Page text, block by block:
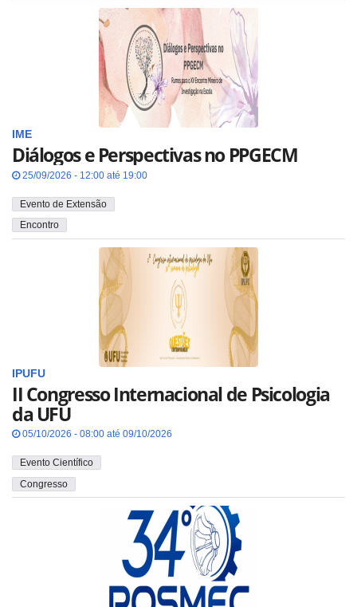
IME
Diálogos e Perspectivas no PPGECM
25/09/2026 - 12:00 até 19:00
Evento de Extensão
Encontro
IPUFU
II Congresso Internacional de Psicologia
da UFU
05/10/2026 - 08:00 até 09/10/2026
Evento Científico
Congresso